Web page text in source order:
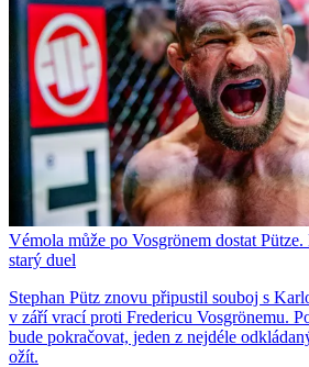
Vémola může po Vosgrönem dostat
starý duel
Stephan Pütz znovu připustil souboj s
v září vrací proti Fredericu Vosgrönemu.
bude pokračovat, jeden z nejdéle
ožít.